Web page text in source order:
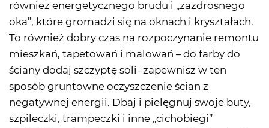
również energetycznego brudu i „zazdrosnego
oka”, które gromadzi się na oknach i kryształach.
To również dobry czas na rozpoczynanie remontu
mieszkań, tapetowań i malowań – do farby do
ściany dodaj szczyptę soli- zapewnisz w ten
sposób gruntowne oczyszczenie ścian z
negatywnej energii. Dbaj i pielęgnuj swoje buty,
szpileczki, trampeczki i inne „cichobiegi”